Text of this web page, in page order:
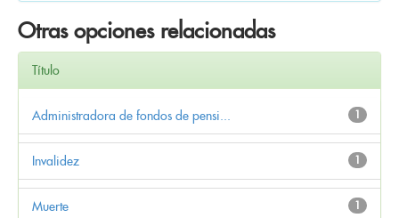
Otras opciones relacionadas
Título
1
Administradora de fondos de pensi...
1
Invalidez
1
Muerte